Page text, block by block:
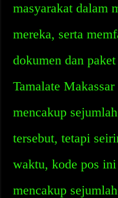
masyarakat dalam
mereka, serta
dokumen dan
Tamalate
mencakup
tersebut, tetapi
waktu, kode pos
mencakup